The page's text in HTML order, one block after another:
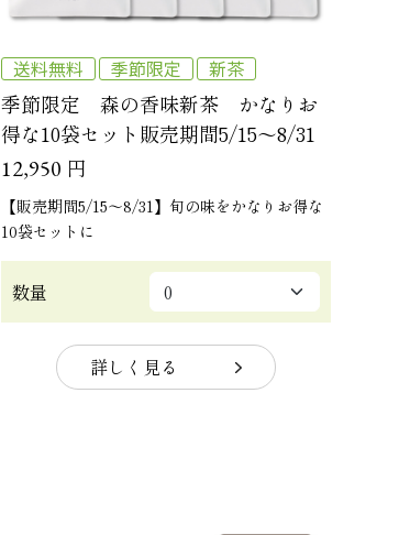
送料無料 季節限定 新茶
季節限定 森の香味新茶 かなりお
得な10袋セット販売期間5/15～8/31
12,950 円
【販売期間5/15～8/31】旬の味をかなりお得な
10袋セットに
数量
詳しく見る